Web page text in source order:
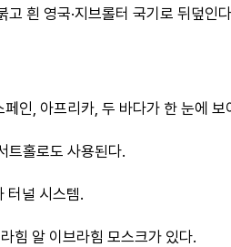
흰 영국·지브롤터 국기로 뒤덮인
인, 아프리카, 두 바다가 한 눈에
트홀로도 사용된다.
터널 시스템.
힘 알 이브라힘 모스크가 있다.